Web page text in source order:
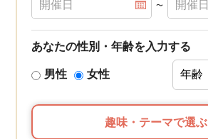
〜
あなたの性別・年齢を入力する
男性 女性
趣味・テーマで選ぶ